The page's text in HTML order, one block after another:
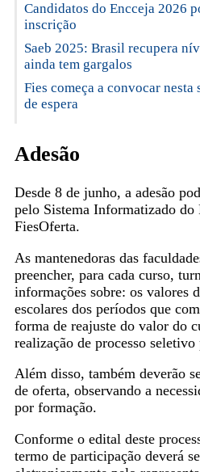
Candidatos do Encceja 2026
inscrição
Saeb 2025: Brasil recupera
ainda tem gargalos
Fies começa a convocar nesta
de espera
Adesão
Desde 8 de junho, a adesão
pelo Sistema Informatizado
FiesOferta.
As mantenedoras das
preencher, para cada curso,
informações sobre: os valores
escolares dos períodos que
forma de reajuste do valor do
realização de processo
Além disso, também deverão
de oferta, observando a
por formação.
Conforme o edital deste
termo de participação deverá